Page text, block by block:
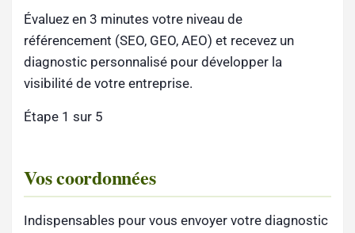
Évaluez en 3 minutes votre niveau de
référencement (SEO, GEO, AEO) et recevez un
diagnostic personnalisé pour développer la
visibilité de votre entreprise.
Étape 1 sur 5
Vos coordonnées
Indispensables pour vous envoyer votre diagnostic